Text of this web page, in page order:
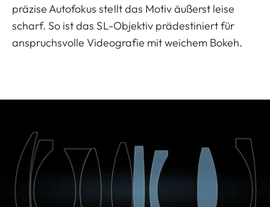
präzise Autofokus stellt das Motiv äußerst leise
scharf. So ist das SL-Objektiv prädestiniert für
anspruchsvolle Videografie mit weichem Bokeh.